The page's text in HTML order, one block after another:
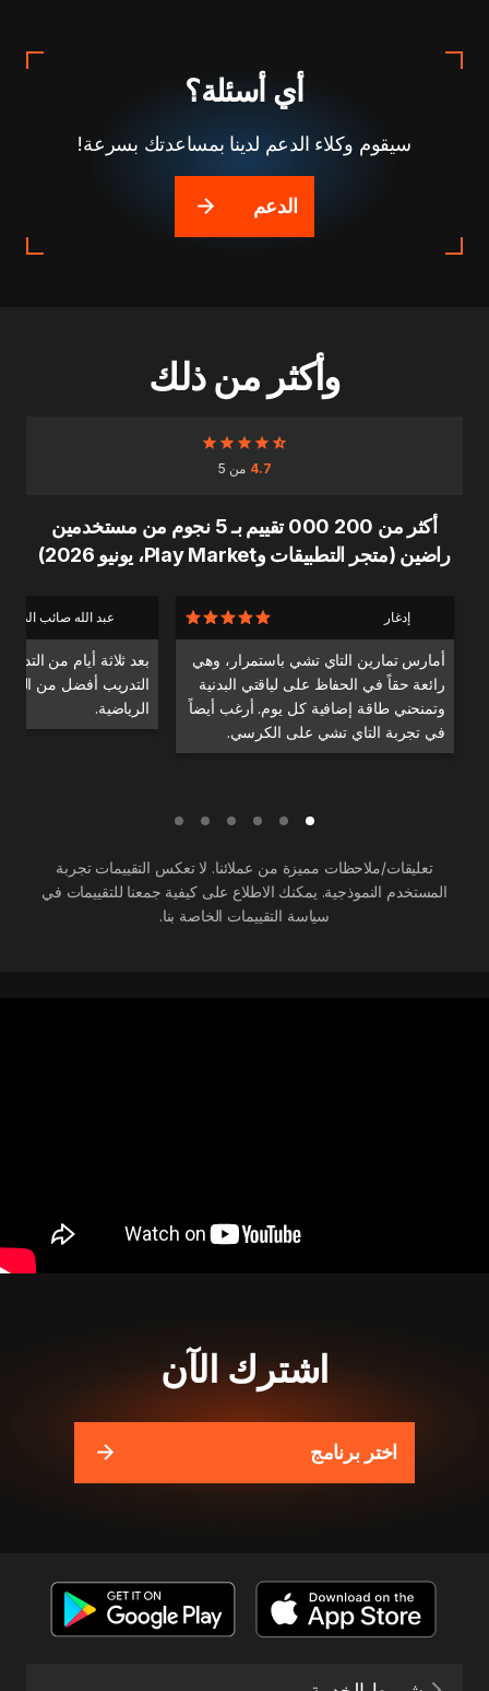
أي أسئلة؟
سيقوم وكلاء الدعم لدينا بمساعدتك بسرعة!
الدعم
وأكثر من ذلك
4.7 من 5
أكثر من 200 000 تقييم بـ 5 نجوم من مستخدمين
راضين (متجر التطبيقات وPlay Market، يونيو 2026)
إدغار
أمارس تمارين التاي تشي باستمرار، وهي
رائعة حقاً في الحفاظ على لياقتي البدنية
وتمنحني طاقة إضافية كل يوم. أرغب أيضاً
في تجربة التاي تشي على الكرسي.
عبد الله صائب
بعد ثلاثة أيام من
التدريب أفضل من
الرياضية.
تعليقات/ملاحظات مميزة من عملائنا. لا تعكس التقييمات تجربة
المستخدم النموذجية. يمكنك الاطلاع على كيفية جمعنا للتقييمات في
سياسة التقييمات الخاصة بنا.
اشترك الآن
اختر برنامج